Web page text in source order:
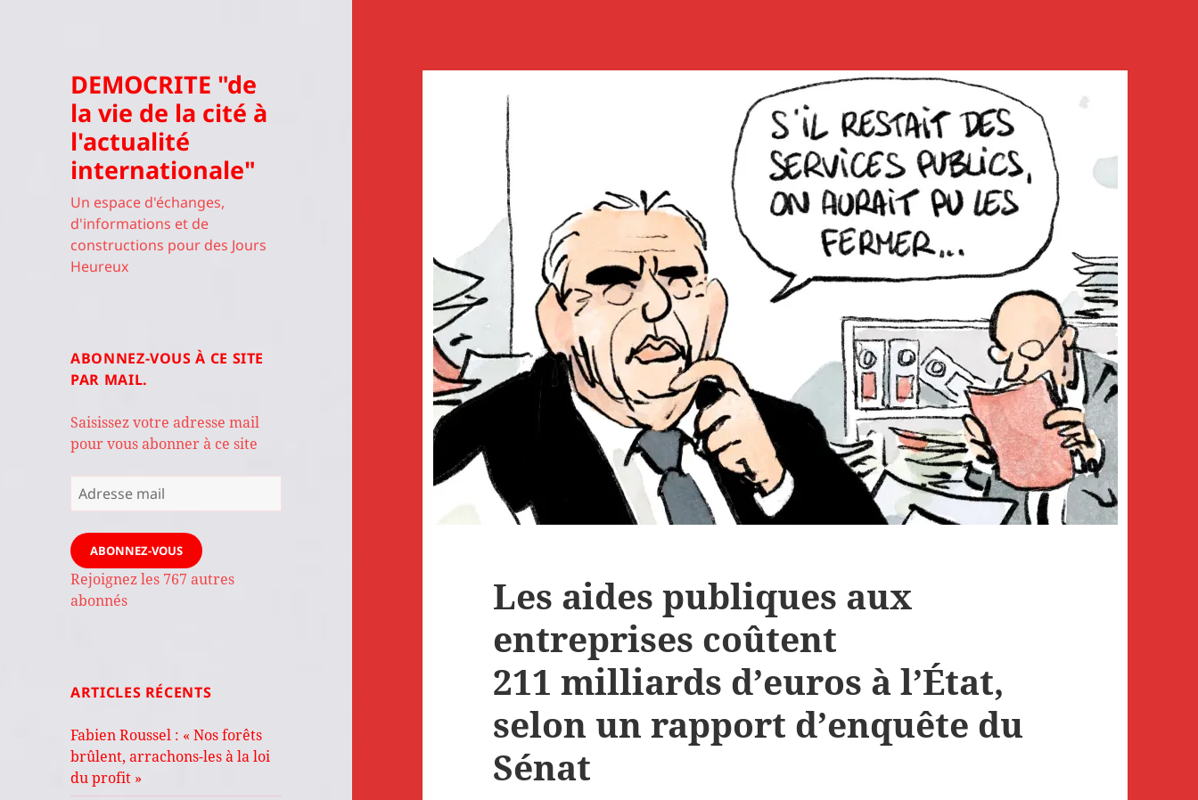
DEMOCRITE "de
la vie de la cité à
l'actualité
internationale"
Un espace d'échanges,
d'informations et de
constructions pour des Jours
Heureux
ABONNEZ-VOUS À CE SITE
PAR MAIL.
Saisissez votre adresse mail
pour vous abonner à ce site
Adresse
mail
ABONNEZ-VOUS
Rejoignez les 767 autres
abonnés
ARTICLES RÉCENTS
Fabien Roussel : « Nos forêts
brûlent, arrachons-les à la loi
du profit »
Les aides publiques aux
entreprises coûtent
211 milliards d’euros à l’État,
selon un rapport d’enquête du
Sénat